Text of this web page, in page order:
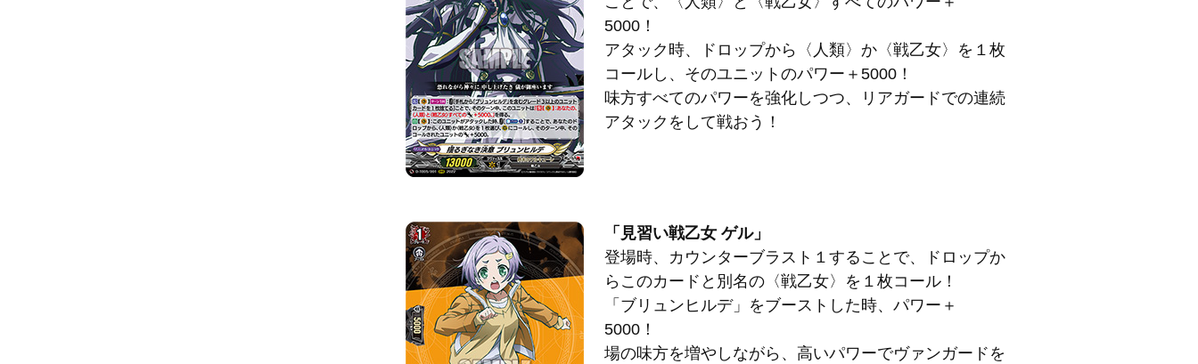
5000！
アタック時、ドロップから〈人類〉か〈戦乙女〉を１枚
コールし、そのユニットのパワー＋5000！
味方すべてのパワーを強化しつつ、リアガードでの連続
アタックをして戦おう！
「見習い戦乙女 ゲル」
登場時、カウンターブラスト１することで、ドロップか
らこのカードと別名の〈戦乙女〉を１枚コール！
「ブリュンヒルデ」をブーストした時、パワー＋
5000！
場の味方を増やしながら、高いパワーでヴァンガードを